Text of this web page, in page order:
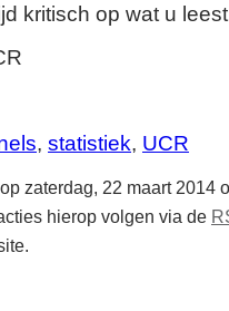
kritisch op wat u
, statistiek, UCR
zaterdag, 22 maart 2014
hierop volgen via de